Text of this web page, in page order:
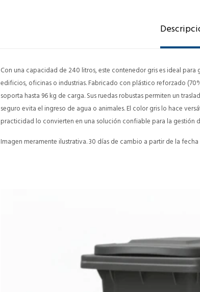
Con una capacidad de 240 litros, este contenedor gris es ideal
edificios, oficinas o industrias. Fabricado con plástico reforzado
soporta hasta 96 kg de carga. Sus ruedas robustas permiten un
seguro evita el ingreso de agua o animales. El color gris lo hace
practicidad lo convierten en una solución confiable para la gestión
Imagen meramente ilustrativa. 30 días de cambio a partir de la